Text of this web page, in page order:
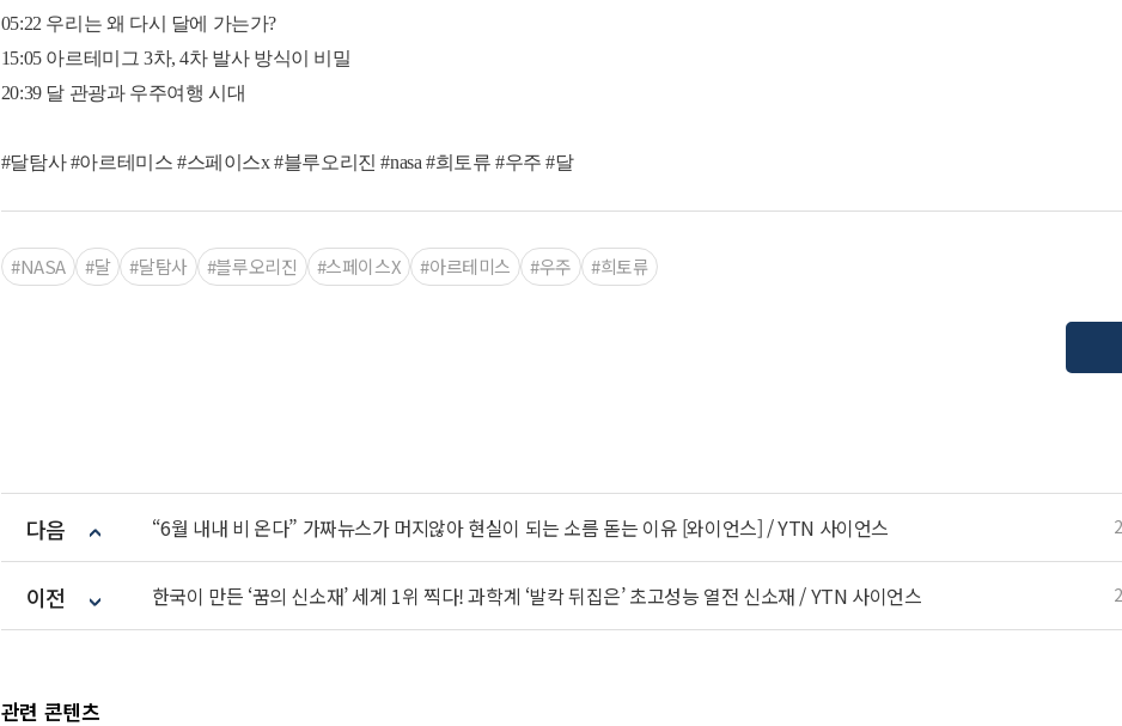
05:22 우리는 왜 다시 달에 가는가?
15:05 아르테미그 3차, 4차 발사 방식이 비밀
20:39 달 관광과 우주여행 시대
#달탐사 #아르테미스 #스페이스x #블루오리진 #nasa #희토류 #우주 #달
#NASA #달 #달탐사 #블루오리진 #스페이스X #아르테미스 #우주 #희토류
다음 “6월 내내 비 온다” 가짜뉴스가 머지않아 현실이 되는 소름 돋는 이유 [와이언스] / YTN 사이언스
이전 한국이 만든 ‘꿈의 신소재’ 세계 1위 찍다! 과학계 ‘발칵 뒤집은’ 초고성능 열전 신소재 / YTN 사이언스
관련 콘텐츠